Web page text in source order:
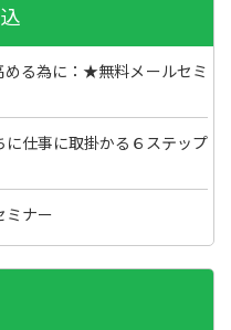
める為に：★無料メールセミ
仕事に取掛かる６ステップ
ミナー